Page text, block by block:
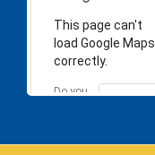
This page can't
load Google Maps
correctly.
Do you
OK